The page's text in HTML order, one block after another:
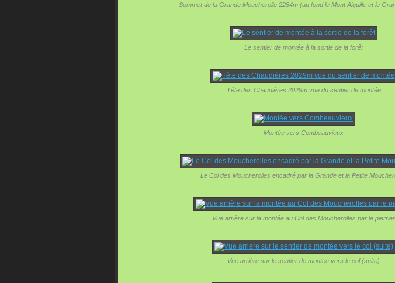
Sommet de la Grande Moucherolle 2284m (au fond le Mont Aiguille et le
Le sentier de montée à la sortie de la forêt
Tête des Chaudières 2029m vue du sentier de montée
Montée vers Combeauvieux
Le Col des Moucherolles encadré par la Grande et la Petite
Vue arrière sur la montée au Col des Moucherolles par le pierrier
Vue arrière sur le sentier de montée vers le col (suite)